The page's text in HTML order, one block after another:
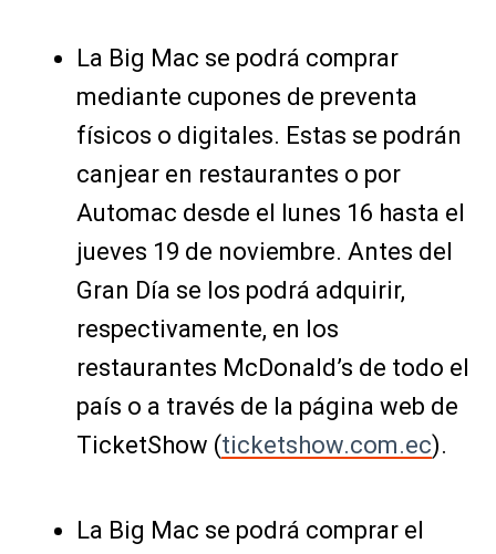
La Big Mac se podrá comprar
mediante cupones de preventa
físicos o digitales. Estas se podrán
canjear en restaurantes o por
Automac desde el lunes 16 hasta el
jueves 19 de noviembre. Antes del
Gran Día se los podrá adquirir,
respectivamente, en los
restaurantes McDonald’s de todo el
país o a través de la página web de
TicketShow (ticketshow.com.ec).
La Big Mac se podrá comprar el